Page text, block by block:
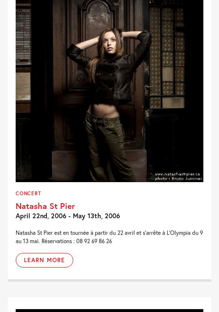
CONCERT
Natasha St Pier
April 22nd, 2006 - May 13th, 2006
Natasha St Pier est en tournée à partir du 22 avril et s'arrête à L'Olympia du 9
au 13 mai. Réservations : 08 92 69 86 26
LEARN MORE